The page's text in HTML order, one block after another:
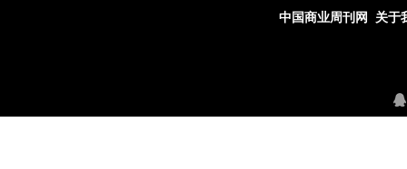
中国商业周刊网 关于